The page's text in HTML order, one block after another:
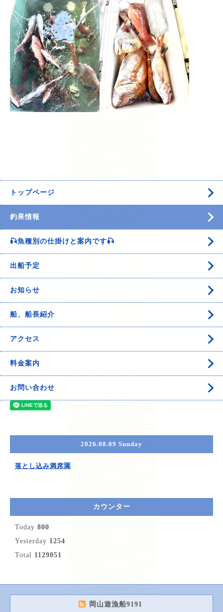
トップページ
釣果情報
🎣魚種別の仕掛けと案内です🎣
出船予定
お知らせ
船、船長紹介
アクセス
料金案内
お問い合わせ
2026.08.09 Sunday
落とし込み満席🈵
カウンター
Today 800
Yesterday 1254
Total 1129051
岡山遊漁船9191